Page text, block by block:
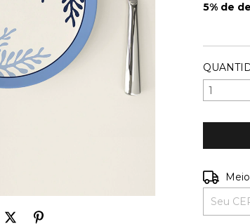
5% de
Entregas